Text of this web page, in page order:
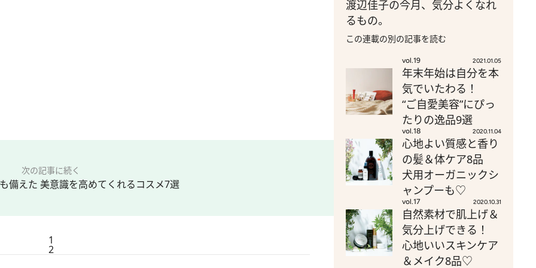
次の記事に続く
備えた 美意識を高めてくれるコスメ7選
1
2
渡辺佳子の今月、気分よくなれ
るもの。
この連載の別の記事を読む
vol.19 2021.01.05
年末年始は自分を本
気でいたわる！
“ご自愛美容”にぴっ
たりの逸品9選
vol.18 2020.11.04
心地よい質感と香り
の髪＆体ケア8品
犬用オーガニックシ
ャンプーも♡
vol.17 2020.10.31
自然素材で肌上げ＆
気分上げできる！
心地いいスキンケア
＆メイク8品♡